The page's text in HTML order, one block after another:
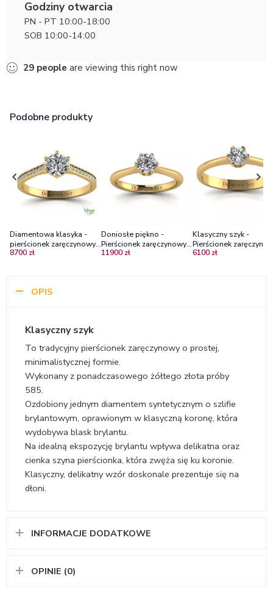
Godziny otwarcia
PN - PT 10:00-18:00
SOB 10:00-14:00
29 people are viewing this right now
Podobne produkty
Diamentowa klasyka -
pierścionek zaręczynowy,
żółte złoto z diamentami
8700 zł
Doniosłe piękno -
Pierścionek zaręczynowy z
żółtego złota z
11900 zł
Klasyczny szyk -
Pierścionek
żółtego złota z
6100 zł
OPIS
Klasyczny szyk
To tradycyjny pierścionek zaręczynowy o prostej,
minimalistycznej formie.
Wykonany z ponadczasowego żółtego złota próby
585.
Ozdobiony jednym diamentem syntetycznym o szlifie
brylantowym, oprawionym w klasyczną koronę, która
wydobywa blask brylantu.
Na idealną ekspozycję brylantu wpływa delikatna oraz
cienka szyna pierścionka, która zwęża się ku koronie.
Klasyczny, delikatny wzór doskonale prezentuje się na
dłoni.
INFORMACJE DODATKOWE
OPINIE (0)